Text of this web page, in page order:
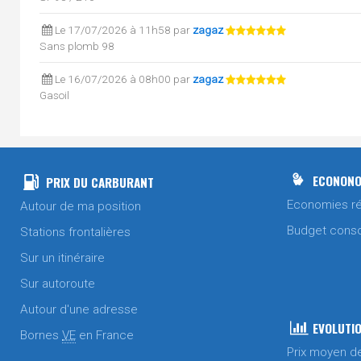
Le 17/07/2026 à 11h58 par zagaz
Sans plomb 98
Le 16/07/2026 à 08h00 par zagaz
Gasoil
Gasoil
SP95 / E10
Gasoil
Le 08/07/2026 à 08h00 par
Sans plomb 95
PRIX DU CARBURANT
Autour de ma position
Stations frontalières
Sur un itinéraire
Sur autoroute
Autour d'une adresse
Bornes VE en France
Economies
Budget
Prix moyen